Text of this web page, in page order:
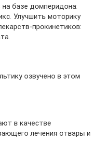
базе домперидона:
Улучшить моторику
прокинетиков:
озвучено в этом
в качестве
лечения отвары и